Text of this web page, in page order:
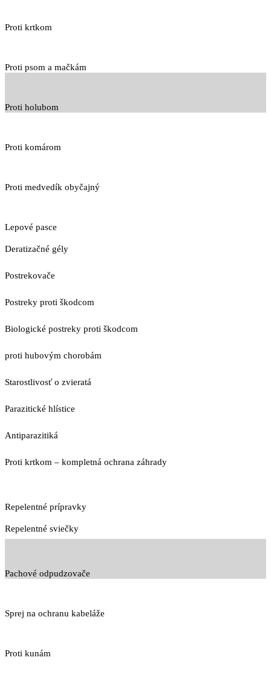
Proti krtkom
Proti psom a mačkám
Proti holubom
Proti komárom
Proti medvedík obyčajný
Lepové pasce
Deratizačné gély
Postrekovače
Postreky proti škodcom
Biologické postreky proti škodcom
proti hubovým chorobám
Starostlivosť o zvieratá
Parazitické hlístice
Antiparazitiká
Proti krtkom – kompletná ochrana záhrady
Repelentné prípravky
Repelentné sviečky
Pachové odpudzovače
Sprej na ochranu kabeláže
Proti kunám